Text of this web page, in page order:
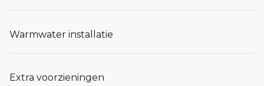
Warmwater installatie
Extra voorzieningen